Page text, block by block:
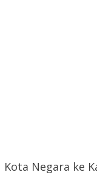
Negara ke